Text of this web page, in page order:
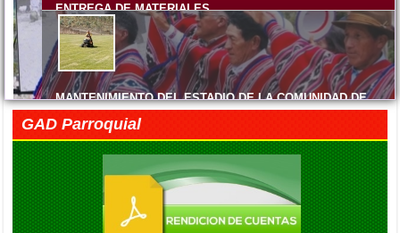
ENTREGA DE MATERIALES
El Gobierno Autónomo Descentralizado Parroquial Rural de
ENTREGA DE MATERIALES
Viernes, 05 Junio 2026 14:58
MANTENIMIENTO DEL ESTADIO DE LA COMUNIDAD DE
MACHANGARA
Viernes, 05 Junio 2026 14:45
FELIZ DÍA DE LAS MADRES
Viernes, 05 Junio 2026 14:41
GAD Parroquial